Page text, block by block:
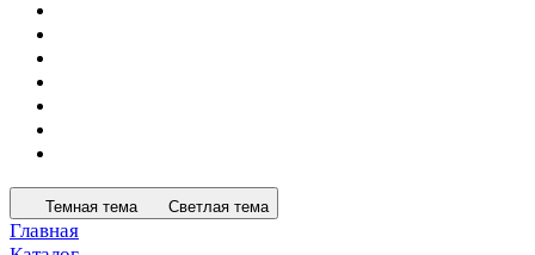
Темная тема Светлая тема
Главная